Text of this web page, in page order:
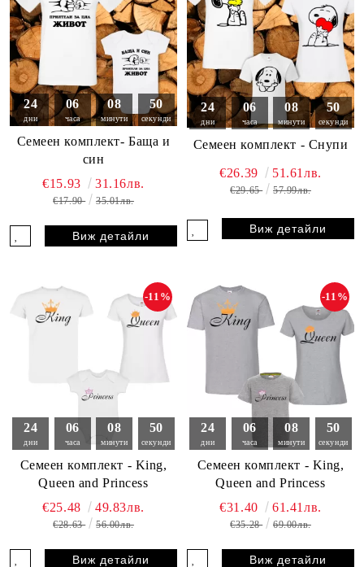
24
дни
06
часа
08
минути
49
секунди
Семеен комплект- Баща и
син
€15.93 31.16лв.
€17.90 35.01лв.
Виж детайли
24
дни
06
часа
08
минути
49
секунди
Семеен комплект - Снупи
€26.39 51.61лв.
€29.65 57.99лв.
Виж детайли
24
дни
06
часа
08
минути
49
секунди
Семеен комплект - King,
Queen and Princess
-11%
€25.48 49.83лв.
€28.63 56.00лв.
Виж детайли
24
дни
06
часа
08
минути
49
секунди
Семеен комплект - King,
Queen and Princess
-11%
€31.40 61.41лв.
€35.28 69.00лв.
Виж детайли